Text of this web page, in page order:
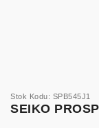
Stok Kodu: SPB545J1
SEIKO